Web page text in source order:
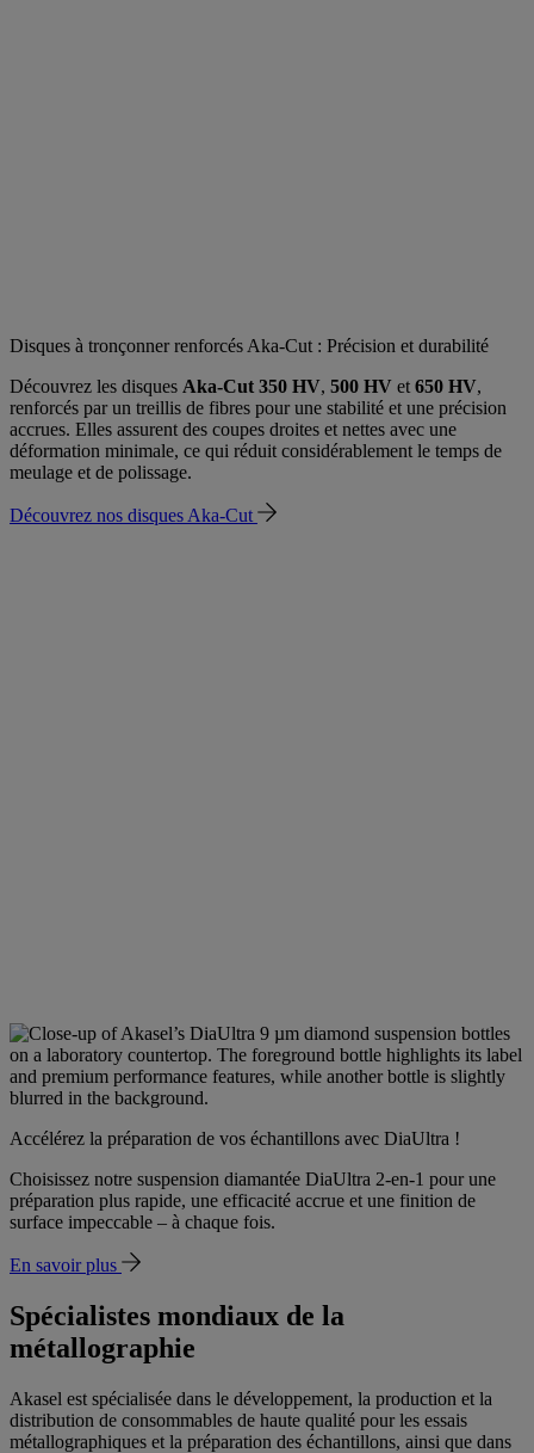
Disques à tronçonner renforcés Aka-Cut : Précision et durabilité
Découvrez les disques Aka-Cut 350 HV, 500 HV et 650 HV,
renforcés par un treillis de fibres pour une stabilité et une précision
accrues. Elles assurent des coupes droites et nettes avec une
déformation minimale, ce qui réduit considérablement le temps de
meulage et de polissage.
Découvrez nos disques Aka-Cut
Accélérez la préparation de vos échantillons avec DiaUltra !
Choisissez notre suspension diamantée DiaUltra 2-en-1 pour une
préparation plus rapide, une efficacité accrue et une finition de
surface impeccable – à chaque fois.
En savoir plus
Spécialistes mondiaux de la
métallographie
Akasel est spécialisée dans le développement, la production et la
distribution de consommables de haute qualité pour les essais
métallographiques et la préparation des échantillons, ainsi que dans